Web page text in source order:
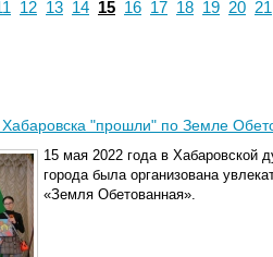
12 13 14 15 16 17 18 19 20 21
"прошли" по Земле
15 мая 2022 года в Хабаровской
города была организована
«Земля Обетованная».